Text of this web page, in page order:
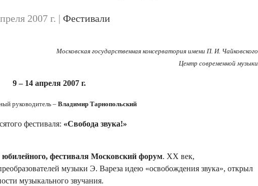
2007 г. |Фестивали
Московская государственная консерватория имени П. И. Чайковского
Центр современной музыки
9 – 14 апреля 2007 г.
руководитель –Владимир Тарнопольский
фестиваля: «Свобода звука!»
юбилейного, фестиваля Московский форум. XX век,
музыки Э. Вареза идею «освобождения звука», открыл
музыкального звучания.